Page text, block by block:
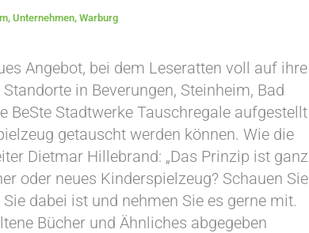
, Unternehmen, Warburg
Angebot, bei dem Leseratten voll auf ihre
in Beverungen, Steinheim, Bad
BeSte Stadtwerke Tauschregale aufgestellt
getauscht werden können. Wie die
Dietmar Hillebrand: „Das Prinzip ist ganz
oder neues Kinderspielzeug? Schauen Sie
dabei ist und nehmen Sie es gerne mit.
Bücher und Ähnliches abgegeben